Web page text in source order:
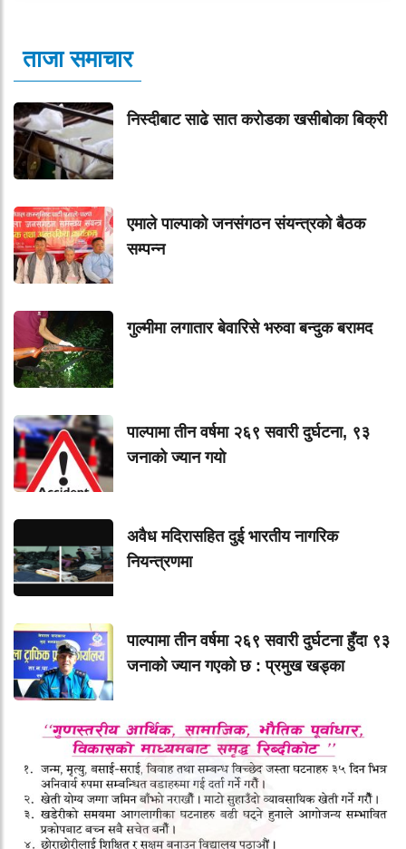
ताजा समाचार
निस्दीबाट साढे सात करोडका खसीबोका बिक्री
एमाले पाल्पाको जनसंगठन संयन्त्रको बैठक
सम्पन्न
गुल्मीमा लगातार बेवारिसे भरुवा बन्दुक बरामद
पाल्पामा तीन वर्षमा २६९ सवारी दुर्घटना, ९३
जनाको ज्यान गयाे
अवैध मदिरासहित दुई भारतीय नागरिक
नियन्त्रणमा
पाल्पामा तीन वर्षमा २६९ सवारी दुर्घटना हुँदा ९३
जनाको ज्यान गएको छ : प्रमुख खड्का